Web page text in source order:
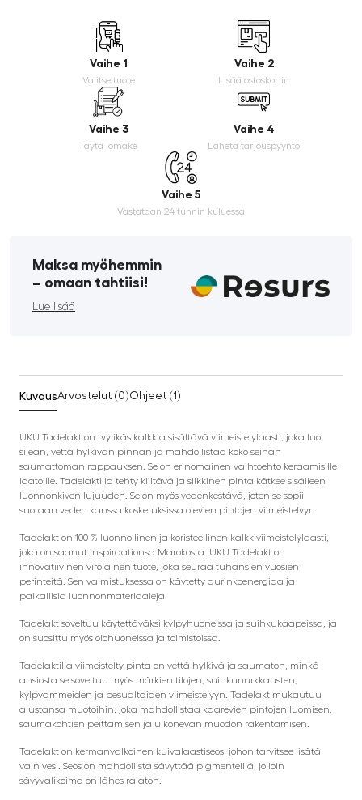
Vaihe 1
Valitse tuote
Vaihe 2
Lisää ostoskoriin
Vaihe 3
Täytä lomake
Vaihe 4
Lähetä tarjouspyyntö
Vaihe 5
Vastataan 24 tunnin kuluessa
Maksa myöhemmin
­– omaan tahtiisi!
Lue lisää
KuvausArvostelut (0)Ohjeet (1)
UKU Tadelakt on tyylikäs kalkkia sisältävä viimeistelylaasti, joka luo
sileän, vettä hylkivän pinnan ja mahdollistaa koko seinän
saumattoman rappauksen. Se on erinomainen vaihtoehto keraamisille
laatoille. Tadelaktilla tehty kiiltävä ja silkkinen pinta kätkee sisälleen
luonnonkiven lujuuden. Se on myös vedenkestävä, joten se sopii
suoraan veden kanssa kosketuksissa olevien pintojen viimeistelyyn.
Tadelakt on 100 % luonnollinen ja koristeellinen kalkkiviimeistelylaasti,
joka on saanut inspiraationsa Marokosta. UKU Tadelakt on
innovatiivinen virolainen tuote, joka seuraa tuhansien vuosien
perinteitä. Sen valmistuksessa on käytetty aurinkoenergiaa ja
paikallisia luonnonmateriaaleja.
Tadelakt soveltuu käytettäväksi kylpyhuoneissa ja suihkukaapeissa, ja
on suosittu myös olohuoneissa ja toimistoissa.
Tadelaktilla viimeistelty pinta on vettä hylkivä ja saumaton, minkä
ansiosta se soveltuu myös märkien tilojen, suihkunurkkausten,
kylpyammeiden ja pesualtaiden viimeistelyyn. Tadelakt mukautuu
alustansa muotoihin, joka mahdollistaa kaarevien pintojen luomisen,
saumakohtien peittämisen ja ulkonevan muodon rakentamisen.
Tadelakt on kermanvalkoinen kuivalaastiseos, johon tarvitsee lisätä
vain vesi. Seos on mahdollista sävyttää pigmenteillä, jolloin
sävyvalikoima on lähes rajaton.